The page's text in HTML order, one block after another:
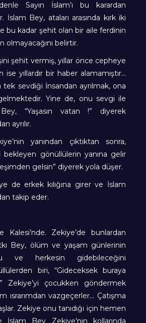
Sayın İslam’ı bu karardan
İslam Bey, ataları arasında kırk iki
bu kadar şehit olan bir aile ferdinin
olmayacağını belirtir.
şehit vermiş, yıllar önce cepheye
ise yıllardır bir haber alamamıştır…
sevdiği İnsandan ayrılmak, ona
Yine de, onu sevgi ile
“Yaşasın vatan !” diyerek
ayrılır.
yanından çıktıktan sonra,
bekleyen gönüllülerin yanına gelir
gelsin” diyerek yola düşer.
de erkek kılığına girer ve İslam
takip eder.
Kalesi’nde. Zekiye’de bunlardan
Bey, ölüm ve yaşam günlerinin
ve herkesin gidebileceğini
biri, “Gideceksek buraya
Zekiye’yi çocukken göndermek
ısrarımdan vazgeçerler… Çatışma
Zekiye onu tanıdığı için hemen
İslam Bey Zekiye’nin kollarında